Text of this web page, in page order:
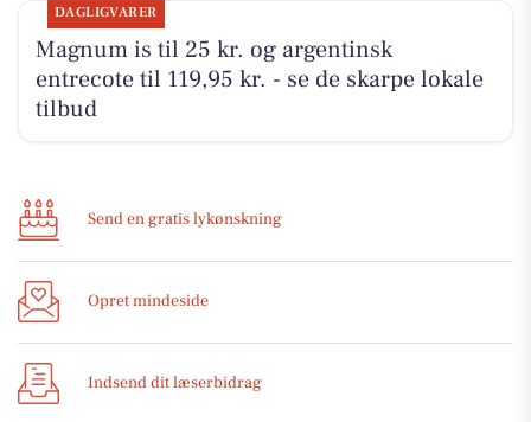
DAGLIGVARER
Magnum is til 25 kr. og argentinsk
entrecote til 119,95 kr. - se de skarpe lokale
tilbud
Send en gratis lykønskning
Opret mindeside
Indsend dit læserbidrag